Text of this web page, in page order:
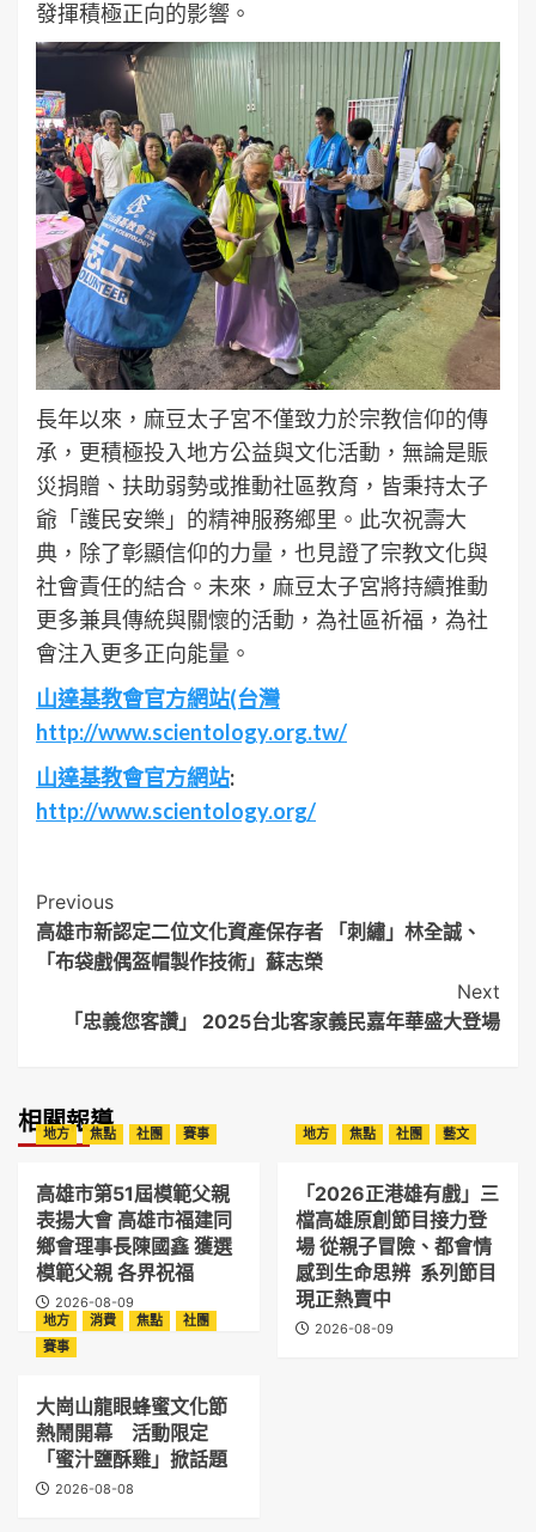
發揮積極正向的影響。
長年以來，麻豆太子宮不僅致力於宗教信仰的傳
承，更積極投入地方公益與文化活動，無論是賑
災捐贈、扶助弱勢或推動社區教育，皆秉持太子
爺「護民安樂」的精神服務鄉里。此次祝壽大
典，除了彰顯信仰的力量，也見證了宗教文化與
社會責任的結合。未來，麻豆太子宮將持續推動
更多兼具傳統與關懷的活動，為社區祈福，為社
會注入更多正向能量。
山達基教會官方網站(台灣
http://www.scientology.org.tw/
山達基教會官方網站:
http://www.scientology.org/
Post
Navigation
Previous
高雄市新認定二位文化資產保存者 「刺繡」林全誠、
「布袋戲偶盔帽製作技術」蘇志榮
Next
「忠義您客讚」 2025台北客家義民嘉年華盛大登場
相關報導
地方 焦點 社團 賽事
高雄市第51屆模範父親
表揚大會 高雄市福建同
鄉會理事長陳國鑫 獲選
模範父親 各界祝福
2026-08-09
地方 焦點 社團 藝文
「2026正港雄有戲」三
檔高雄原創節目接力登
場 從親子冒險、都會情
感到生命思辨 系列節目
現正熱賣中
2026-08-09
地方 消費 焦點
社團
賽事
大崗山龍眼蜂蜜文化節
熱鬧開幕 活動限定
「蜜汁鹽酥雞」掀話題
2026-08-08